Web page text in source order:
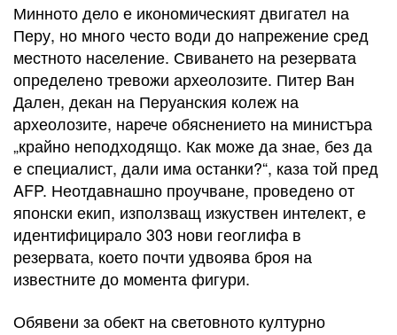
Минното дело е икономическият двигател на
Перу, но много често води до напрежение сред
местното население. Свиването на резервата
определено тревожи археолозите. Питер Ван
Дален, декан на Перуанския колеж на
археолозите, нарече обяснението на министъра
„крайно неподходящо. Как може да знае, без да
е специалист, дали има останки?“, каза той пред
AFP. Неотдавнашно проучване, проведено от
японски екип, използващ изкуствен интелект, е
идентифицирало 303 нови геоглифа в
резервата, което почти удвоява броя на
известните до момента фигури.
Обявени за обект на световното културно